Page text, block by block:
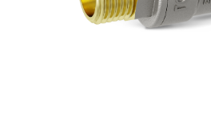
Предприятиям и